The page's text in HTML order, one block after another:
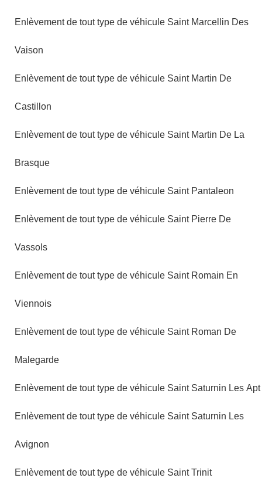
Enlèvement de tout type de véhicule Saint Marcellin Des
Vaison
Enlèvement de tout type de véhicule Saint Martin De
Castillon
Enlèvement de tout type de véhicule Saint Martin De La
Brasque
Enlèvement de tout type de véhicule Saint Pantaleon
Enlèvement de tout type de véhicule Saint Pierre De
Vassols
Enlèvement de tout type de véhicule Saint Romain En
Viennois
Enlèvement de tout type de véhicule Saint Roman De
Malegarde
Enlèvement de tout type de véhicule Saint Saturnin Les Apt
Enlèvement de tout type de véhicule Saint Saturnin Les
Avignon
Enlèvement de tout type de véhicule Saint Trinit